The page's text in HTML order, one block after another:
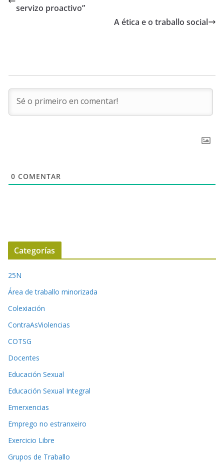
servizo proactivo”
A ética e o traballo social
0 COMENTAR
Categorías
25N
Área de traballo minorizada
Colexiación
ContraAsViolencias
COTSG
Docentes
Educación Sexual
Educación Sexual Integral
Emerxencias
Emprego no estranxeiro
Exercicio Libre
Grupos de Traballo